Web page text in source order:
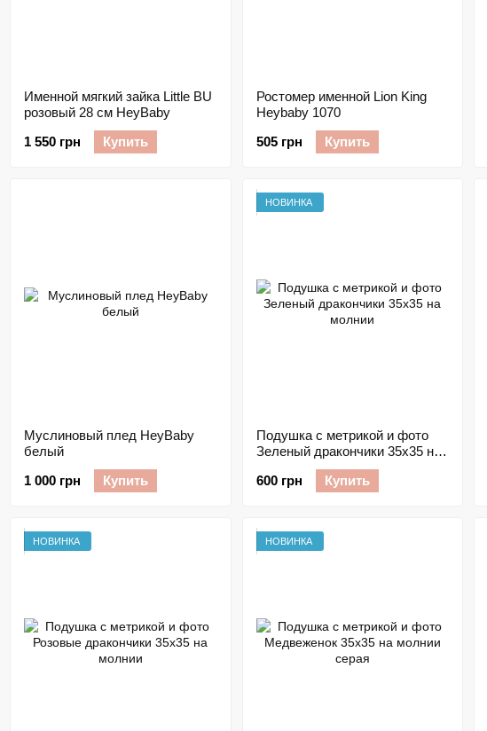
Именной мягкий зайка Little BU
розовый 28 см HeyBaby
1 550 грн
Купить
Ростомер именной Lion King
Heybaby 1070
505 грн
Купить
Муслиновый плед HeyBaby
белый
1 000 грн
Купить
НОВИНКА
Подушка с метрикой и фото
Зеленый дракончики 35х35 на
600 грн
Купить
НОВИНКА НОВИНКА